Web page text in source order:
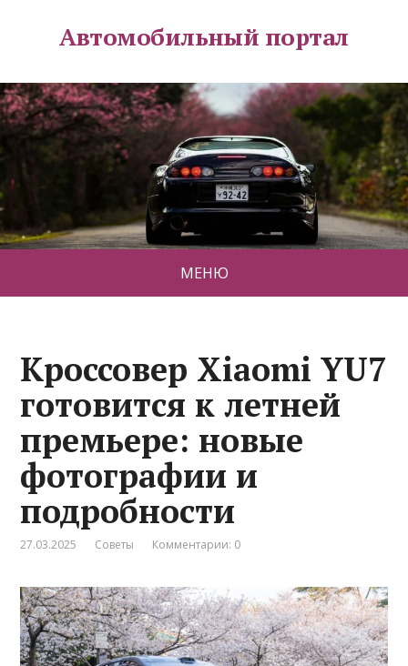
Автомобильный портал
МЕНЮ
Кроссовер Xiaomi YU7
готовится к летней
премьере: новые
фотографии и
подробности
27.03.2025 Советы Комментарии: 0